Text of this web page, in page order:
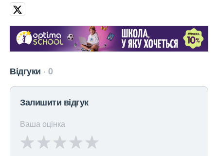
Відгуки 0
Залишити відгук
Ваша оцінка